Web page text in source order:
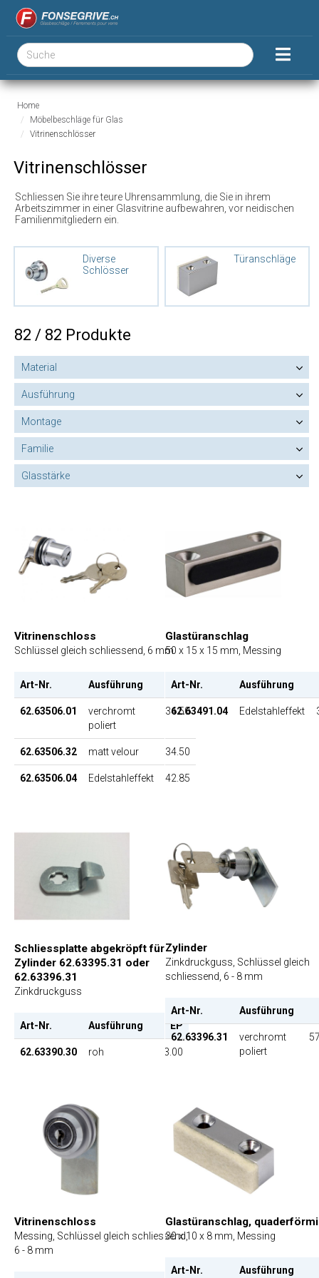
Home
Möbelbeschläge für Glas
Vitrinenschlösser
Vitrinenschlösser
Schliessen Sie ihre teure Uhrensammlung, die Sie in ihrem
Arbeitszimmer in einer Glasvitrine aufbewahren, vor neidischen
Familienmitgliedern ein.
Diverse
Schlösser
Türanschläge
82 / 82 Produkte
Material
Ausführung
Montage
Familie
Glasstärke
Vitrinenschloss
Schlüssel gleich schliessend, 6 mm
Art-Nr. Ausführung EP
62.63506.01
verchromt
poliert
34.50
62.63506.32 matt velour 34.50
62.63506.04 Edelstahleffekt 42.85
Glastüranschlag
50 x 15 x 15 mm, Messing
Art-Nr. Ausführung
62.63491.04 Edelstahleffekt
Schliessplatte abgekröpft für
Zylinder 62.63395.31 oder
62.63396.31
Zinkdruckguss
Art-Nr. Ausführung EP
62.63390.30 roh 3.00
Zylinder
Zinkdruckguss, Schlüssel gleich
schliessend, 6 - 8 mm
Art-Nr. Ausführung
62.63396.31
verchromt
poliert
Vitrinenschloss
Messing, Schlüssel gleich schliessend,
6 - 8 mm
Glastüranschlag,
30 x 10 x 8 mm, Messing
Art-Nr. Ausführung